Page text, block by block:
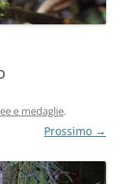
e medaglie.
Prossimo →